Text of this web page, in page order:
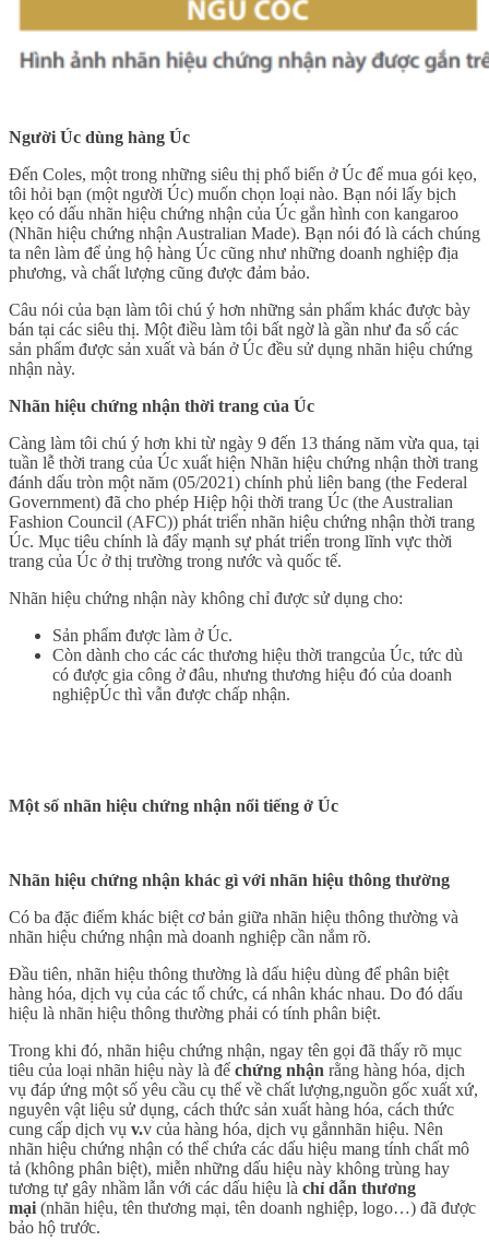
Người Úc dùng hàng Úc
Đến Coles, một trong những siêu thị phổ biến ở Úc để mua gói kẹo,
tôi hỏi bạn (một người Úc) muốn chọn loại nào. Bạn nói lấy bịch
kẹo có dấu nhãn hiệu chứng nhận của Úc gắn hình con kangaroo
(Nhãn hiệu chứng nhận Australian Made). Bạn nói đó là cách chúng
ta nên làm để ủng hộ hàng Úc cũng như những doanh nghiệp địa
phương, và chất lượng cũng được đảm bảo.
Câu nói của bạn làm tôi chú ý hơn những sản phẩm khác được bày
bán tại các siêu thị. Một điều làm tôi bất ngờ là gần như đa số các
sản phẩm được sản xuất và bán ở Úc đều sử dụng nhãn hiệu chứng
nhận này.
Nhãn hiệu chứng nhận thời trang của Úc
Càng làm tôi chú ý hơn khi từ ngày 9 đến 13 tháng năm vừa qua, tại
tuần lễ thời trang của Úc xuất hiện Nhãn hiệu chứng nhận thời trang
đánh dấu tròn một năm (05/2021) chính phủ liên bang (the Federal
Government) đã cho phép Hiệp hội thời trang Úc (the Australian
Fashion Council (AFC)) phát triển nhãn hiệu chứng nhận thời trang
Úc. Mục tiêu chính là đẩy mạnh sự phát triển trong lĩnh vực thời
trang của Úc ở thị trường trong nước và quốc tế.
Nhãn hiệu chứng nhận này không chỉ được sử dụng cho:
Sản phẩm được làm ở Úc.
Còn dành cho các các thương hiệu thời trangcủa Úc, tức dù
có được gia công ở đâu, nhưng thương hiệu đó của doanh
nghiệpÚc thì vẫn được chấp nhận.
Một số nhãn hiệu chứng nhận nổi tiếng ở Úc
Nhãn hiệu chứng nhận khác gì với nhãn hiệu thông thường
Có ba đặc điểm khác biệt cơ bản giữa nhãn hiệu thông thường và
nhãn hiệu chứng nhận mà doanh nghiệp cần nắm rõ.
Đầu tiên, nhãn hiệu thông thường là dấu hiệu dùng để phân biệt
hàng hóa, dịch vụ của các tổ chức, cá nhân khác nhau. Do đó dấu
hiệu là nhãn hiệu thông thường phải có tính phân biệt.
Trong khi đó, nhãn hiệu chứng nhận, ngay tên gọi đã thấy rõ mục
tiêu của loại nhãn hiệu này là để chứng nhận rằng hàng hóa, dịch
vụ đáp ứng một số yêu cầu cụ thể về chất lượng,nguồn gốc xuất xứ,
nguyên vật liệu sử dụng, cách thức sản xuất hàng hóa, cách thức
cung cấp dịch vụ v.v của hàng hóa, dịch vụ gắnnhãn hiệu. Nên
nhãn hiệu chứng nhận có thể chứa các dấu hiệu mang tính chất mô
tả (không phân biệt), miễn những dấu hiệu này không trùng hay
tương tự gây nhầm lẫn với các dấu hiệu là chỉ dẫn thương
mại (nhãn hiệu, tên thương mại, tên doanh nghiệp, logo…) đã được
bảo hộ trước.